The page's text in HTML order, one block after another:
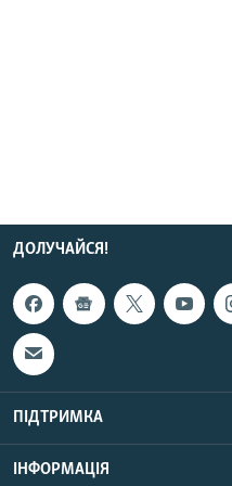
ДОЛУЧАЙСЯ!
ПІДТРИМКА
ІНФОРМАЦІЯ